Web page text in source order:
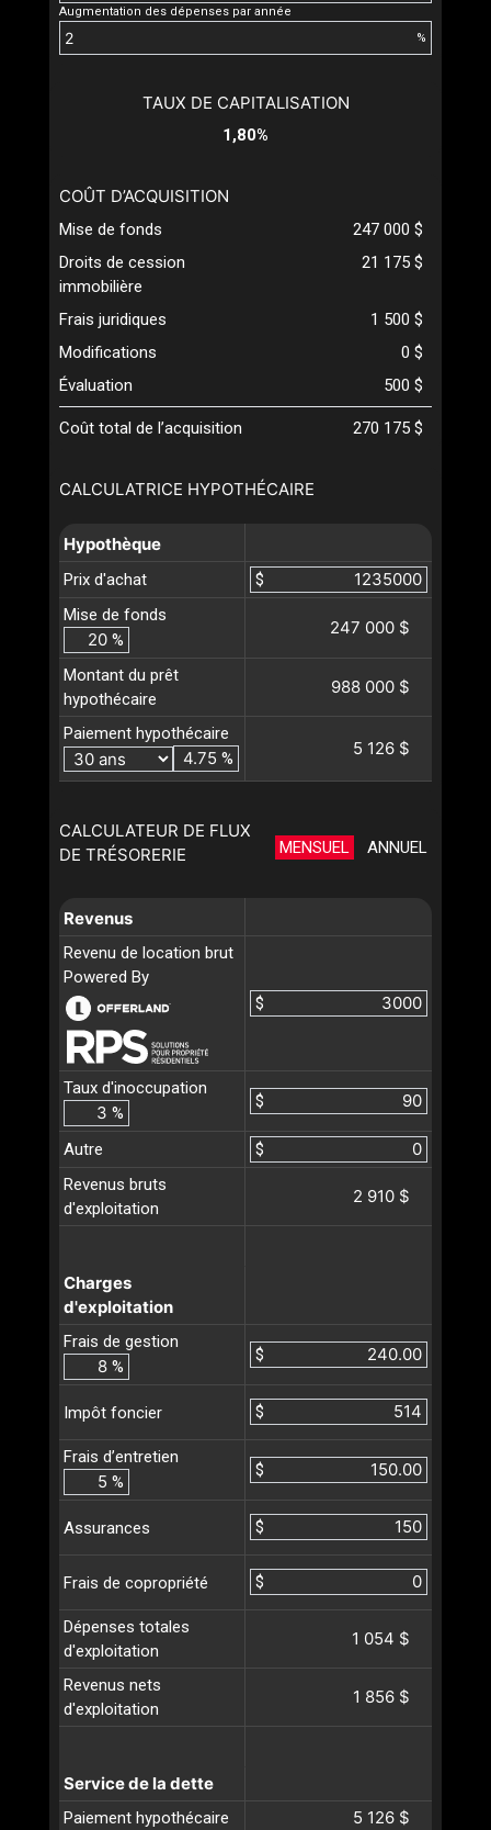
Augmentation des dépenses par année
%
CALCULATRICE HYPOTHÉCAIRE
Hypothèque
Prix d'achat
$
Mise de fonds
%
247 000 $
Montant du prêt
hypothécaire
988 000 $
Paiement hypothécaire
%
5 126 $
CALCULATEUR DE FLUX
DE TRÉSORERIE
MENSUEL ANNUEL
Revenus
Revenu de location brut
Powered By
$
Taux d'inoccupation
%
$
Autre
$
Revenus bruts
d'exploitation
2 910 $
Charges
d'exploitation
Frais de gestion
%
$
Impôt foncier $
Frais d’entretien
%
$
Assurances $
Frais de copropriété $
Dépenses totales
d'exploitation
1 054 $
Revenus nets
d'exploitation
1 856 $
Service de la dette
Paiement hypothécaire 5 126 $
TAUX DE CAPITALISATION
1,80%
COÛT D’ACQUISITION
Mise de fonds
247 000 $
Droits de cession
immobilière
21 175 $
Frais juridiques
1 500 $
Modifications
0 $
Évaluation
500 $
Coût total de l’acquisition 270 175 $